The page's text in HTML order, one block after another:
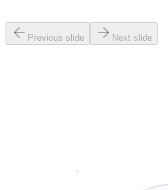
Previous slide Next slide